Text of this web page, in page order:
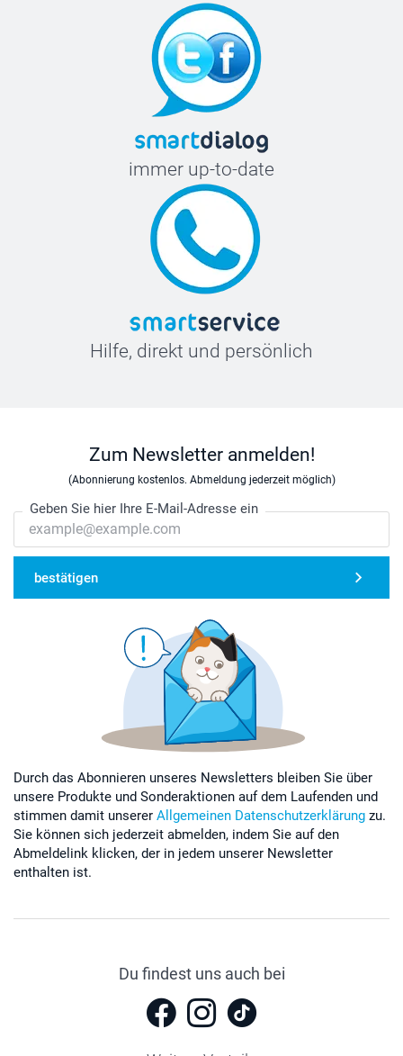
immer up-to-date
Hilfe, direkt und persönlich
Zum Newsletter anmelden!
(Abonnierung kostenlos. Abmeldung jederzeit möglich)
Geben Sie hier Ihre E-Mail-Adresse ein
bestätigen
Durch das Abonnieren unseres Newsletters bleiben Sie über
unsere Produkte und Sonderaktionen auf dem Laufenden und
stimmen damit unserer Allgemeinen Datenschutzerklärung zu.
Sie können sich jederzeit abmelden, indem Sie auf den
Abmeldelink klicken, der in jedem unserer Newsletter
enthalten ist.
Du findest uns auch bei